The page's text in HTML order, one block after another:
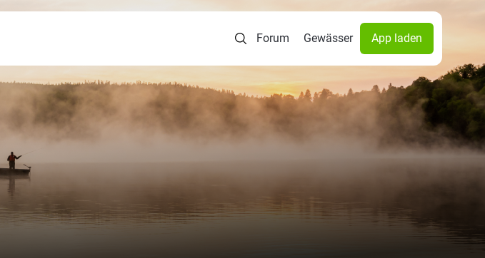
Forum Gewässer App laden